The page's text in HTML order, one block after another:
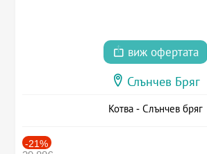
виж офертата
Слънчев Бряг
Котва - Слънчев бряг
-21%